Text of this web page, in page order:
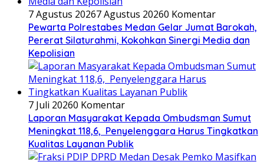
7 Agustus 20267 Agustus 20260 Komentar
Pewarta Polrestabes Medan Gelar Jumat Barokah,
Pererat Silaturahmi, Kokohkan Sinergi Media dan
Kepolisian
7 Juli 20260 Komentar
Laporan Masyarakat Kepada Ombudsman Sumut
Meningkat 118,6, Penyelenggara Harus Tingkatkan
Kualitas Layanan Publik